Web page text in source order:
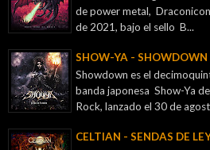
de power metal,
de 2021, bajo el sello B...
SHOW-YA -
Showdown es el
banda japonesa Show-Ya
Rock, lanzado el 30 de
CELTIAN - SENDAS DE